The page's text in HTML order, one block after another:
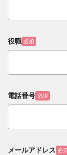
役職 必須
電話番号 必須
メールアドレス 必